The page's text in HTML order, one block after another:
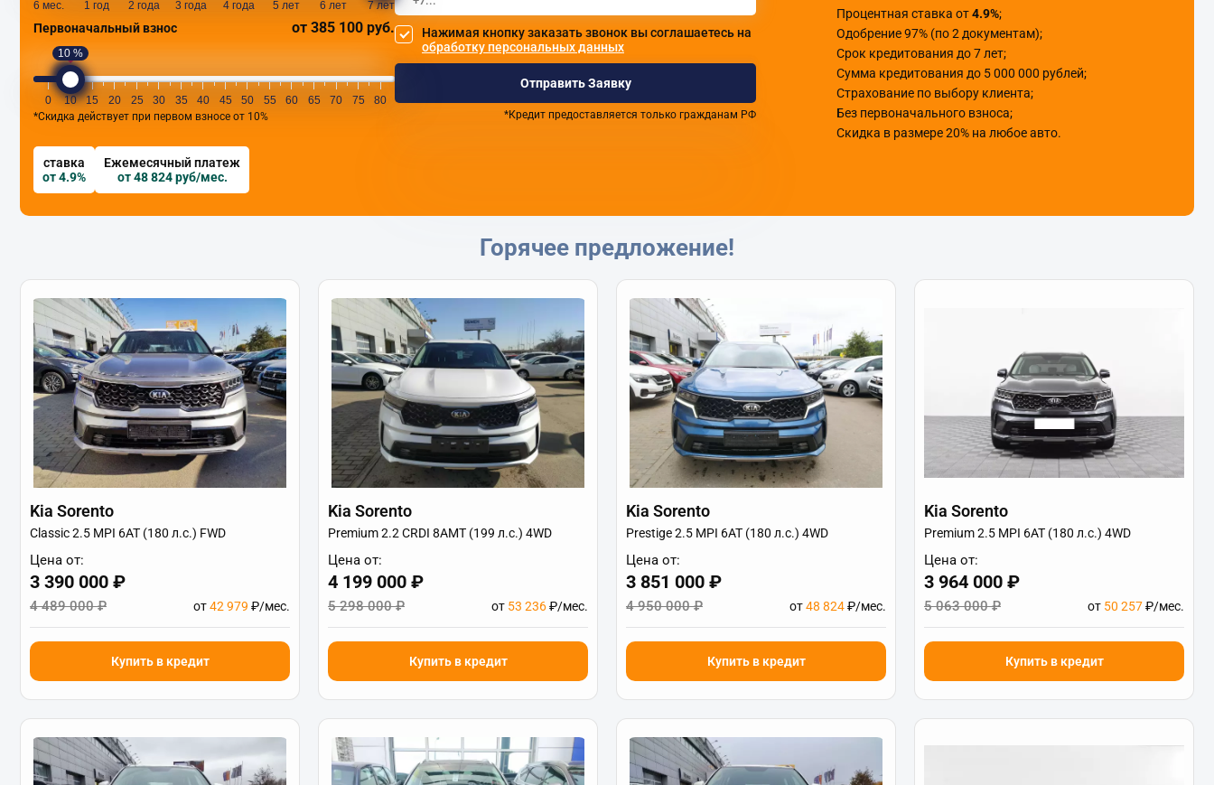
6 мес. 1 год 2 года 3 года 4 года 5 лет 6 лет 7 лет
Первоначальный взнос от 385 100 руб.
10 %
0 10 15 20 25 30 35 40 45 50 55 60 65 70 75
80
*Скидка действует при первом взносе от 10%
ставка
от 4.9%
Ежемесячный платеж
от 48 824 руб/мес.
Нажимая кнопку заказать звонок вы соглашаетесь на
обработку персональных данных
Отправить Заявку
*Кредит предоставляется только гражданам РФ
Процентная ставка от4.9%;
Одобрение 97% (по 2 документам);
Срок кредитования до 7 лет;
Сумма кредитования до 5 000 000 рублей;
Страхование по выбору клиента;
Без первоначального взноса;
Скидка в размере 20% на любое авто.
Горячее предложение!
Kia Sorento
Classic 2.5 MPI 6AT (180 л.с.) FWD
Цена от:
3 390 000 ₽
4 489 000 ₽ от42 979 ₽/мес.
Купить в кредит
Kia Sorento
Premium 2.2 CRDI 8AMT (199 л.с.) 4WD
Цена от:
4 199 000 ₽
5 298 000 ₽ от 53 236₽/мес.
Купить в кредит
Kia Sorento
Prestige 2.5 MPI 6AT (180 л.с.) 4WD
Цена от:
3 851 000 ₽
4 950 000 ₽ от48 824₽/мес.
Купить в кредит
Kia Sorento
Premium 2.5 MPI 6AT (180 л.с.) 4WD
Цена от:
3 964 000 ₽
5 063 000 ₽ от 50 257₽/мес.
Купить в кредит